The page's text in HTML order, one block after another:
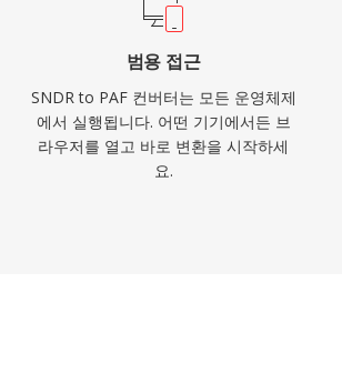
범용 접근
SNDR to PAF 컨버터는 모든 운영체제
에서 실행됩니다. 어떤 기기에서든 브
라우저를 열고 바로 변환을 시작하세
요.